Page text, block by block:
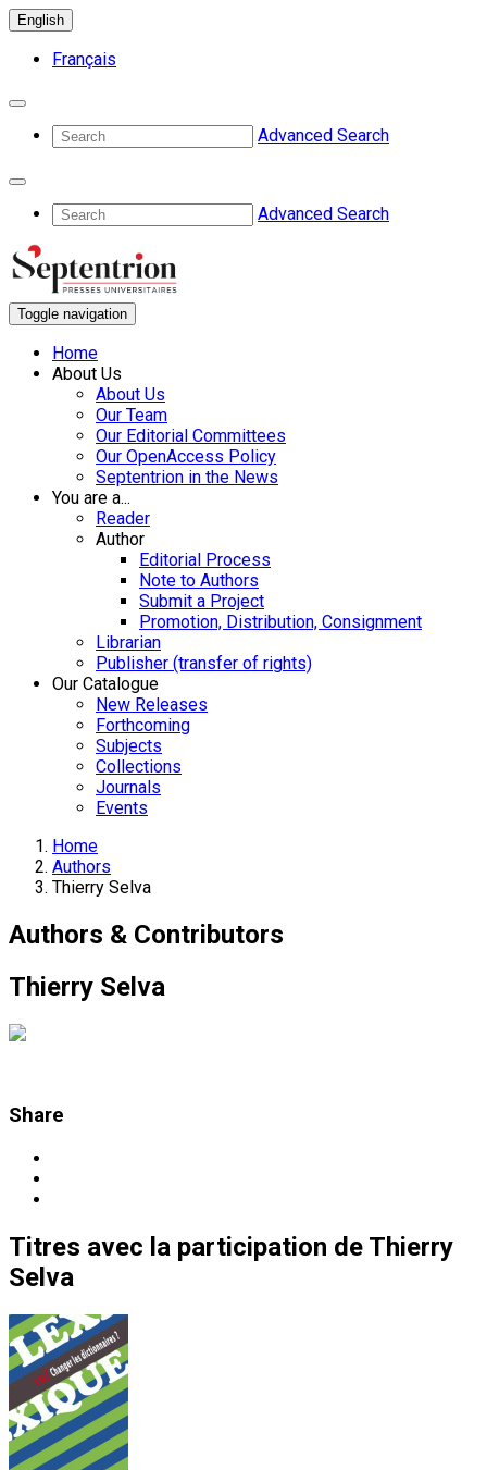
English
Français
Advanced Search
Advanced Search
Toggle navigation
Home
About Us
About Us
Our Team
Our Editorial Committees
Our OpenAccess Policy
Septentrion in the News
You are a...
Reader
Author
Editorial Process
Note to Authors
Submit a Project
Promotion, Distribution, Consignment
Librarian
Publisher (transfer of rights)
Our Catalogue
New Releases
Forthcoming
Subjects
Collections
Journals
Events
Home
Authors
Thierry Selva
Authors & Contributors
Thierry Selva
Share
Titres avec la participation de Thierry
Selva